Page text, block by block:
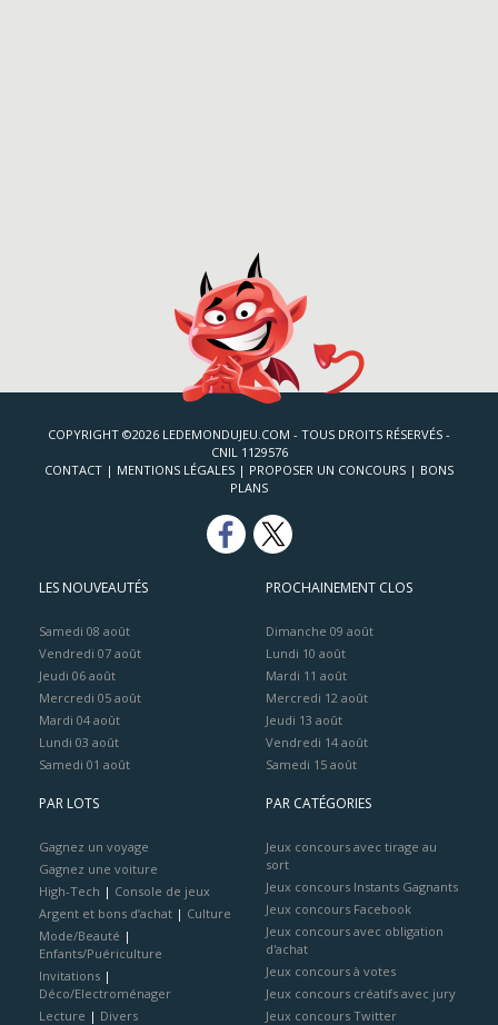
COPYRIGHT ©2026 LEDEMONDUJEU.COM - TOUS DROITS RÉSERVÉS -
CNIL 1129576
CONTACT | MENTIONS LÉGALES | PROPOSER UN CONCOURS | BONS
PLANS
LES NOUVEAUTÉS
Samedi 08 août
Vendredi 07 août
Jeudi 06 août
Mercredi 05 août
Mardi 04 août
Lundi 03 août
Samedi 01 août
PROCHAINEMENT CLOS
Dimanche 09 août
Lundi 10 août
Mardi 11 août
Mercredi 12 août
Jeudi 13 août
Vendredi 14 août
Samedi 15 août
PAR LOTS
Gagnez un voyage
Gagnez une voiture
High-Tech | Console de jeux
Argent et bons d’achat | Culture
Mode/Beauté |
Enfants/Puériculture
Invitations |
Déco/Electroménager
Lecture | Divers
PAR CATÉGORIES
Jeux concours avec tirage au
sort
Jeux concours Instants Gagnants
Jeux concours Facebook
Jeux concours avec obligation
d'achat
Jeux concours à votes
Jeux concours créatifs avec jury
Jeux concours Twitter